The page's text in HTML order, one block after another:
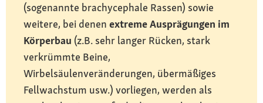
(sogenannte brachycephale Rassen) sowie
weitere, bei denen extreme Ausprägungen im
Körperbau (z.B. sehr langer Rücken, stark
verkrümmte Beine,
Wirbelsäulenveränderungen, übermäßiges
Fellwachstum usw.) vorliegen, werden als